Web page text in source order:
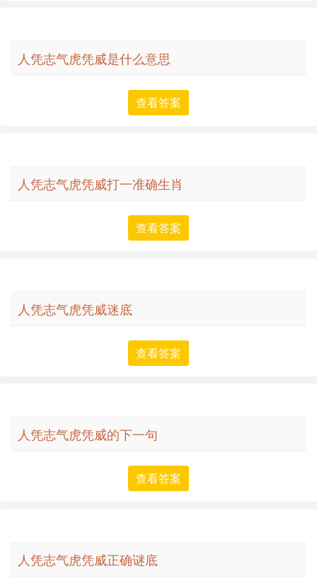
人凭志气虎凭威是什么意思
查看答案
人凭志气虎凭威打一准确生肖
查看答案
人凭志气虎凭威迷底
查看答案
人凭志气虎凭威的下一句
查看答案
人凭志气虎凭威正确谜底